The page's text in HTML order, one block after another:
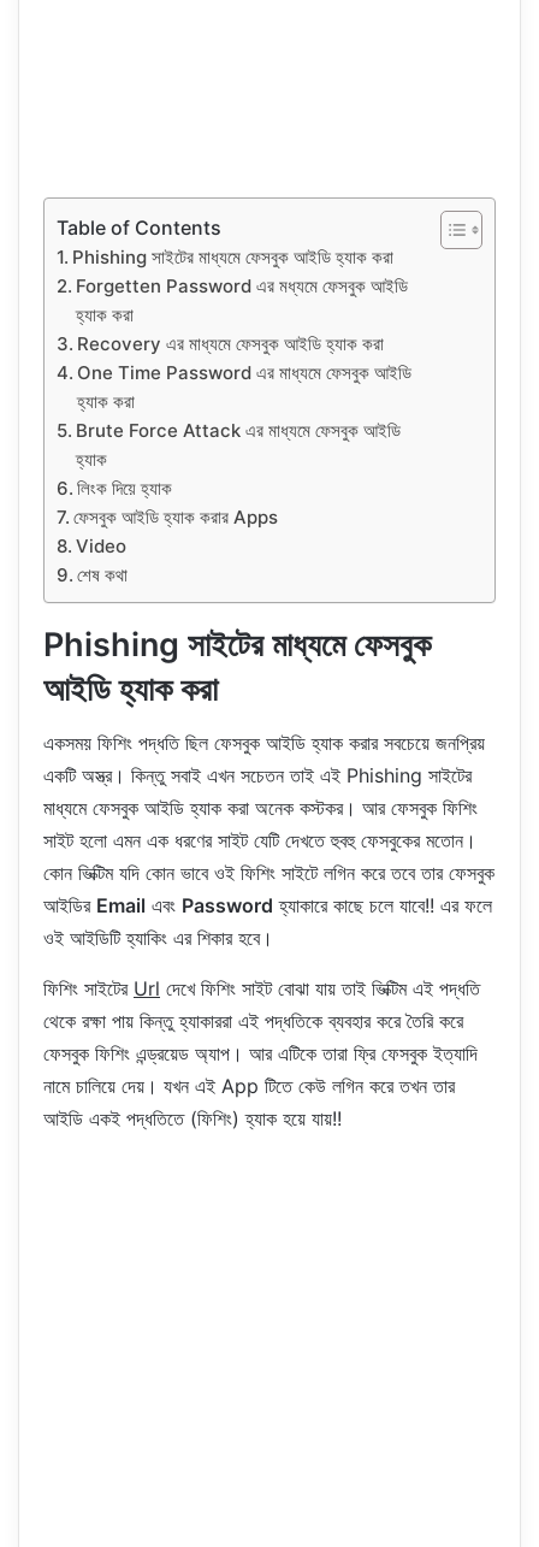
Table of Contents
Phishing সাইটের মাধ্যমে ফেসবুক আইডি হ্যাক করা
Forgetten Password এর মধ্যমে ফেসবুক আইডি
হ্যাক করা
Recovery এর মাধ্যমে ফেসবুক আইডি হ্যাক করা
One Time Password এর মাধ্যমে ফেসবুক আইডি
হ্যাক করা
Brute Force Attack এর মাধ্যমে ফেসবুক আইডি
হ্যাক
লিংক দিয়ে হ্যাক
ফেসবুক আইডি হ্যাক করার Apps
Video
শেষ কথা
Phishing সাইটের মাধ্যমে ফেসবুক
আইডি হ্যাক করা
একসময় ফিশিং পদ্ধতি ছিল ফেসবুক আইডি হ্যাক করার সবচেয়ে জনপ্রিয়
একটি অস্ত্র। কিন্তু সবাই এখন সচেতন তাই এই Phishing সাইটের
মাধ্যমে ফেসবুক আইডি হ্যাক করা অনেক কস্টকর। আর ফেসবুক ফিশিং
সাইট হলো এমন এক ধরণের সাইট যেটি দেখতে হুবহু ফেসবুকের মতোন।
কোন ভিক্টিম যদি কোন ভাবে ওই ফিশিং সাইটে লগিন করে তবে তার ফেসবুক
আইডির Email এবং Password হ্যাকারে কাছে চলে যাবে!! এর ফলে
ওই আইডিটি হ্যাকিং এর শিকার হবে।
ফিশিং সাইটের Url দেখে ফিশিং সাইট বোঝা যায় তাই ভিক্টিম এই পদ্ধতি
থেকে রক্ষা পায় কিন্তু হ্যাকাররা এই পদ্ধতিকে ব্যবহার করে তৈরি করে
ফেসবুক ফিশিং এন্ড্রয়েড অ্যাপ। আর এটিকে তারা ফ্রি ফেসবুক ইত্যাদি
নামে চালিয়ে দেয়। যখন এই App টিতে কেউ লগিন করে তখন তার
আইডি একই পদ্ধতিতে (ফিশিং) হ্যাক হয়ে যায়!!